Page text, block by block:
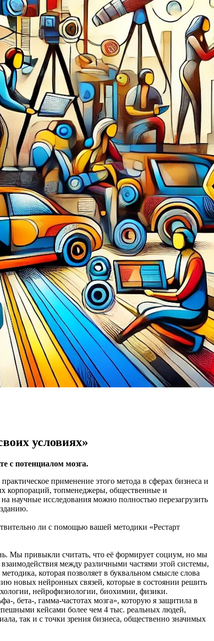
условиях»
с потенциалом мозга.
применение этого метода в сферах бизнеса и
корпораций, топменеджеры, общественные и
научные исследования можно полностью перезагрузить
ли с помощью вашей методики «Рестарт
Мы привыкли считать, что её формирует социум, но мы
между различными частями этой системы,
которая позволяет в буквальном смысле слова
новых нейронных связей, которые в состоянии решить
нейрофизиологии, биохимии, физики.
, бета-, гамма-частотах мозга», которую я защитила в
кейсами более чем 4 тыс. реальных людей,
так и с точки зрения бизнеса, общественно значимых